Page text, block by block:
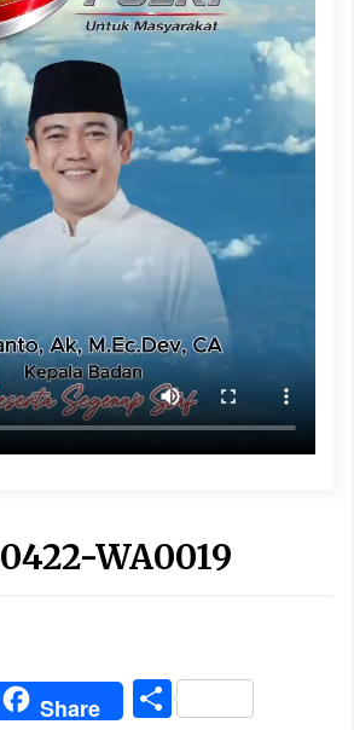
WA0019
Share Share